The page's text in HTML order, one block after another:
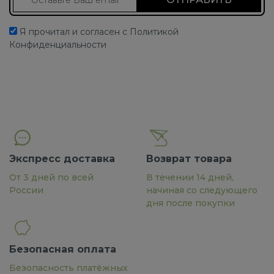
Я прочитал и согласен с Политикой
Конфиденциальности
Экспресс доставка
От 3 дней по всей
России
Возврат товара
В течении 14 дней,
начиная со следующего
дня после покупки
Безопасная оплата
Безопасность платёжных